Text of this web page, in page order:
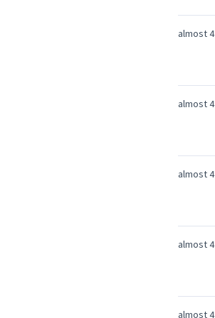
almost
almost
almost
almost
almost